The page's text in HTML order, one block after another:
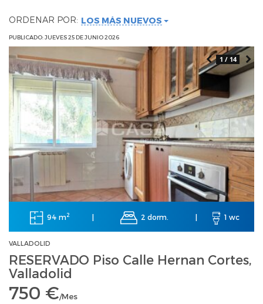
ORDENAR POR: LOS MÁS NUEVOS
PUBLICADO: JUEVES 25 DE JUNIO 2026
1 / 14
94 m2 2 dorm. 1 wc
VALLADOLID
RESERVADO Piso Calle Hernan Cortes,
Valladolid
750 €/Mes